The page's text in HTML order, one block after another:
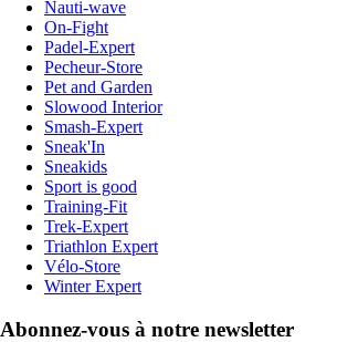
Nauti-wave
On-Fight
Padel-Expert
Pecheur-Store
Pet and Garden
Slowood Interior
Smash-Expert
Sneak'In
Sneakids
Sport is good
Training-Fit
Trek-Expert
Triathlon Expert
Vélo-Store
Winter Expert
Abonnez-vous à notre newsletter